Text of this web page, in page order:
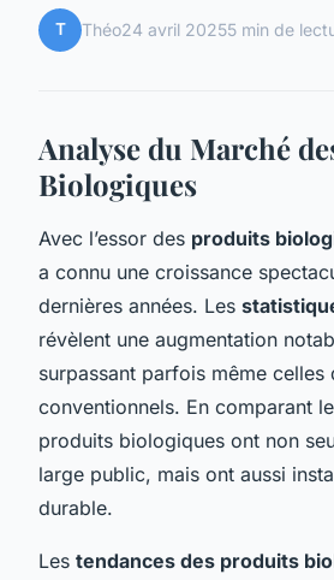
T Théo24 avril 20255 min de
Analyse du Marché
Biologiques
Avec l’essor des produits
a connu une croissance
dernières années. Les
révèlent une augmentation
surpassant parfois même celles
conventionnels. En comparant
produits biologiques ont non
large public, mais ont aussi
durable.
Les tendances des produits